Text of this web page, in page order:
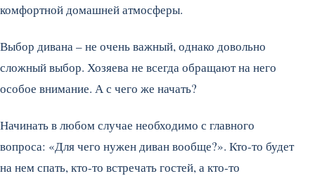
комфортной домашней атмосферы.
Выбор дивана – не очень важный, однако довольно
сложный выбор. Хозяева не всегда обращают на него
особое внимание. А с чего же начать?
Начинать в любом случае необходимо с главного
вопроса: «Для чего нужен диван вообще?». Кто-то будет
на нем спать, кто-то встречать гостей, а кто-то